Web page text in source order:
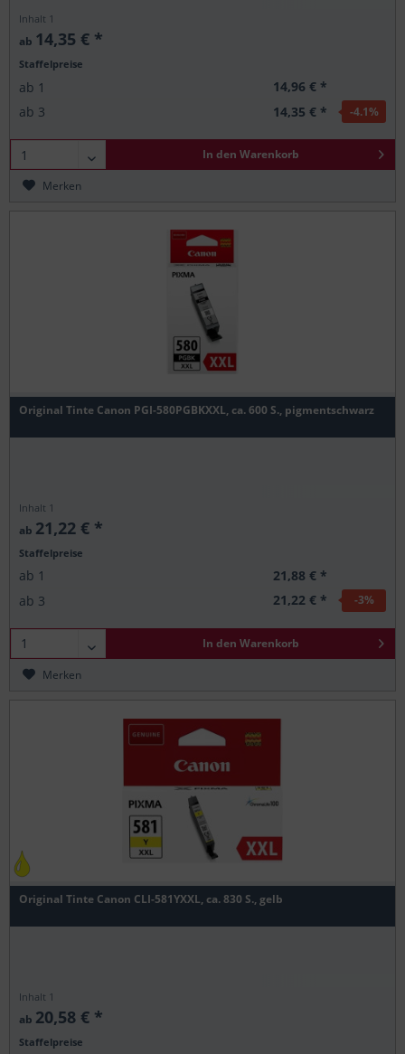
Inhalt 1
ab 14,35 € *
Staffelpreise
ab 1
14,96 € *
ab 3 14,35 € * -4.1%
In den Warenkorb
Merken
Original Tinte Canon PGI-580PGBKXXL, ca. 600 S., pigmentschwarz
Inhalt 1
ab 21,22 € *
Staffelpreise
ab 1
21,88 € *
ab 3 21,22 € * -3%
In den Warenkorb
Merken
Original Tinte Canon CLI-581YXXL, ca. 830 S., gelb
Inhalt 1
ab 20,58 € *
Staffelpreise